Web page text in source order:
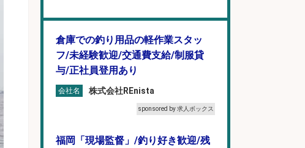
倉庫での釣り用品の軽作業スタッ
フ/未経験歓迎/交通費支給/制服貸
与/正社員登用あり
会社名 株式会社REnista
sponsored by 求人ボックス
福岡「現場監督」/釣り好き歓迎/残